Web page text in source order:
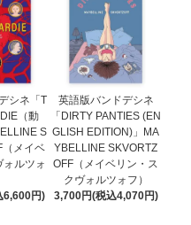
シネ「T
（動
S
（メイベ
ォルツォ
6,600円)
英語版バンドデシネ
「DIRTY PANTIES (EN
GLISH EDITION)」MA
YBELLINE SKVORTZ
OFF（メイベリン・ス
クヴォルツォフ）
3,700円(税込4,070円)